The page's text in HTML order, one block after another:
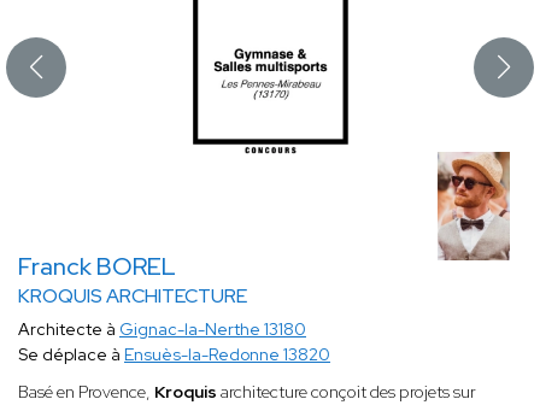
Franck BOREL
KROQUIS ARCHITECTURE
Architecte à Gignac-la-Nerthe 13180
Se déplace à Ensuès-la-Redonne 13820
Basé en Provence, Kroquis architecture conçoit des projets sur